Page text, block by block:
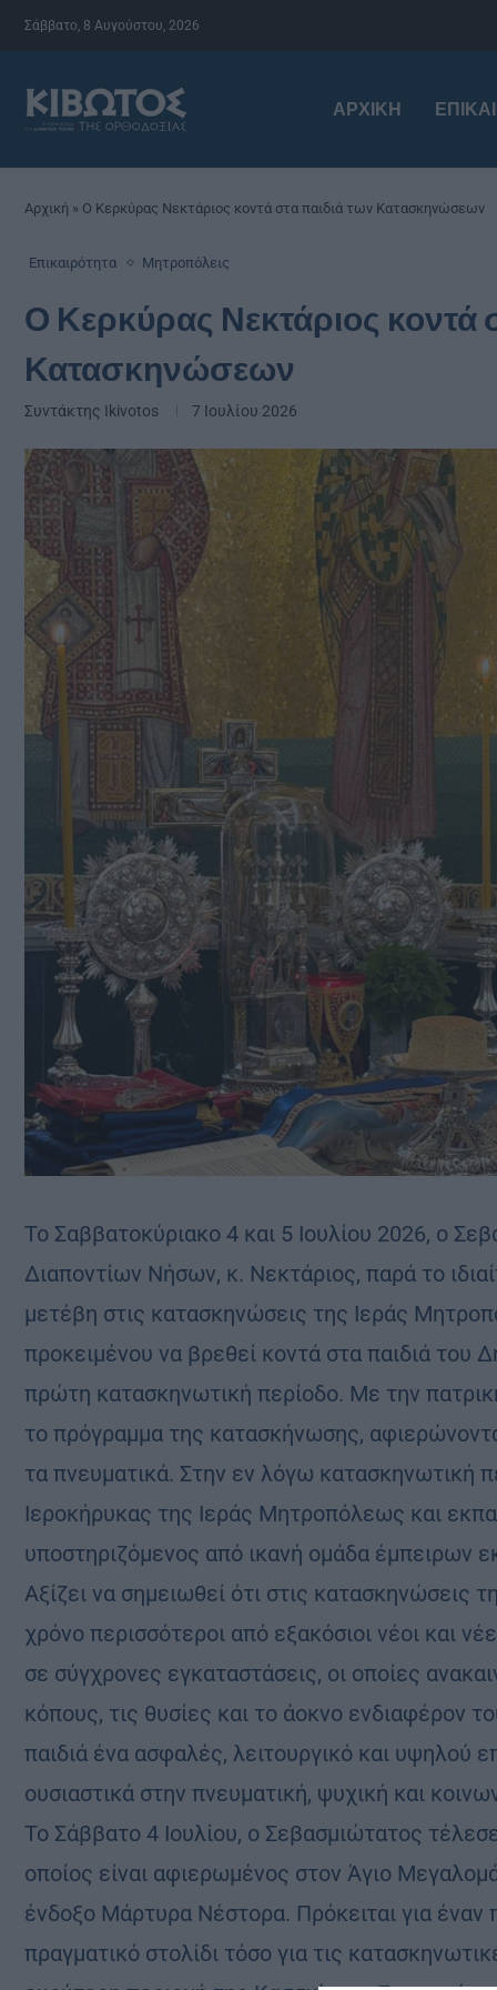
Σάββατο, 8 Αυγούστου, 2026
ΑΡΧΙΚΉ
Αρχική » Ο Κερκύρας Νεκτάριος κοντά στα παιδιά των Κατασκηνώσεων
Επικαιρότητα Μητροπόλεις
Ο Κερκύρας Νεκτάριος κοντά
Κατασκηνώσεων
Συντάκτης Ikivotos 7 Ιουλίου 2026
Το Σαββατοκύριακο 4 και 5 Ιουλίου 2026, ο
Διαποντίων Νήσων, κ. Νεκτάριος, παρά το
μετέβη στις κατασκηνώσεις της Ιεράς
προκειμένου να βρεθεί κοντά στα παιδιά του
πρώτη κατασκηνωτική περίοδο. Με την
το πρόγραμμα της κατασκήνωσης,
τα πνευματικά. Στην εν λόγω κατασκηνωτική
Ιεροκήρυκας της Ιεράς Μητροπόλεως και
υποστηριζόμενος από ικανή ομάδα έμπειρων
Αξίζει να σημειωθεί ότι στις
χρόνο περισσότεροι από εξακόσιοι νέοι και
σε σύγχρονες εγκαταστάσεις, οι οποίες
κόπους, τις θυσίες και το άοκνο ενδιαφέρον
παιδιά ένα ασφαλές, λειτουργικό και υψηλού
ουσιαστικά στην πνευματική, ψυχική και
Το Σάββατο 4 Ιουλίου, ο Σεβασμιώτατος
οποίος είναι αφιερωμένος στον Άγιο
ένδοξο Μάρτυρα Νέστορα. Πρόκειται για έναν
πραγματικό στολίδι τόσο για τις